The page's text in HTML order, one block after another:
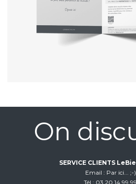
On
SERVICE CLIENTS
Email
Par ici... ;-)
Tél
03 20 14 99 99